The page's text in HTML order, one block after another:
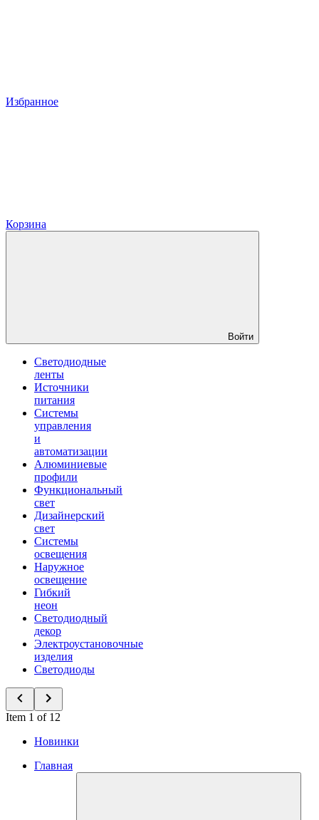
Избранное
Корзина
Войти
Светодиодные
ленты
Источники
питания
Системы
управления
и
автоматизации
Алюминиевые
профили
Функциональный
свет
Дизайнерский
свет
Системы
освещения
Наружное
освещение
Гибкий
неон
Светодиодный
декор
Электроустановочные
изделия
Светодиоды
Item 1 of 12
Новинки
Главная